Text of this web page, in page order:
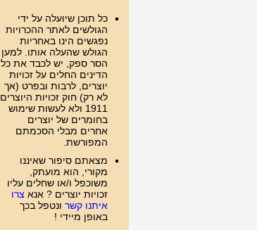
כל תוכן שיועלה על ידי
הגולשים לאתר ההכרויות
נפגשים הינו באחריות
הגולש שהעלה אותו. למען
הסר ספק, יש לכבד את כל
הדינים החלים על זכויות
יוצרים, לרבות ובפרט (אך
לא רק) חוק זכויות היוצרים
1911 ולא לעשות שימוש
בחומרים של יוצרים
אחרים מבלי הסכמתם
המפורשת.
מצאתם סיפור שאיננו
מקורי, הוא מועתק,
משוכפל ו/או שחלים עליו
זכויות יוצרים ? אנא צרו
איתנו קשר ונטפל בכך
באופן מיידי !